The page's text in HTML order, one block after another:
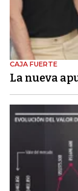
CAJA FUERTE
La nueva